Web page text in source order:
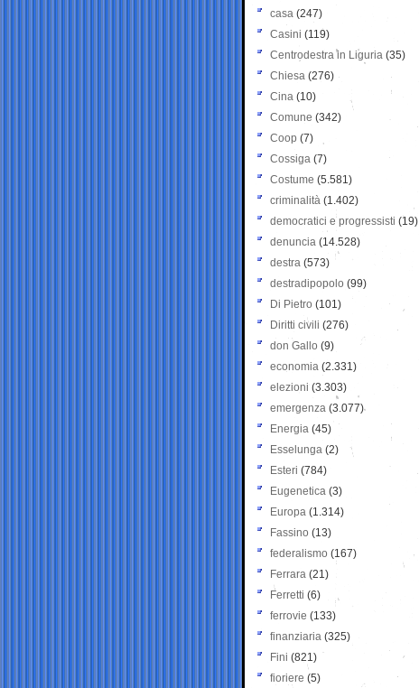
casa (247)
Casini (119)
Centrodestra in Liguria (35)
Chiesa (276)
Cina (10)
Comune (342)
Coop (7)
Cossiga (7)
Costume (5.581)
criminalità (1.402)
democratici e progressisti (19)
denuncia (14.528)
destra (573)
destradipopolo (99)
Di Pietro (101)
Diritti civili (276)
don Gallo (9)
economia (2.331)
elezioni (3.303)
emergenza (3.077)
Energia (45)
Esselunga (2)
Esteri (784)
Eugenetica (3)
Europa (1.314)
Fassino (13)
federalismo (167)
Ferrara (21)
Ferretti (6)
ferrovie (133)
finanziaria (325)
Fini (821)
fioriere (5)